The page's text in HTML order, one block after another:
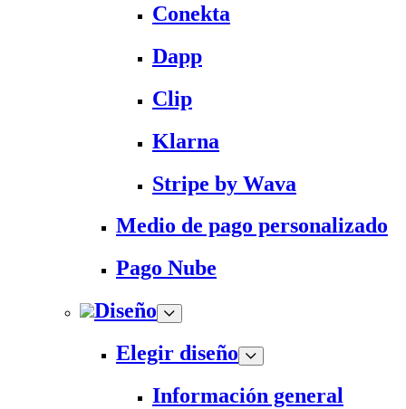
Conekta
Dapp
Clip
Klarna
Stripe by Wava
Medio de pago personalizado
Pago Nube
Diseño
Elegir diseño
Información general